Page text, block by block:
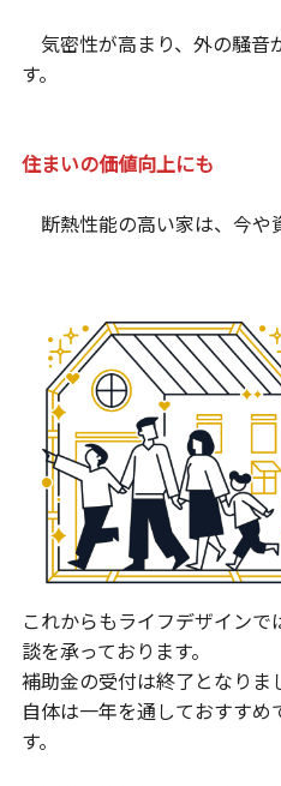
気密性が高まり、外の騒音
す。
住まいの価値向上にも
断熱性能の高い家は、今や
これからもライフデザイン
談を承っております。
補助金の受付は終了となりま
自体は一年を通しておすすめ
す。